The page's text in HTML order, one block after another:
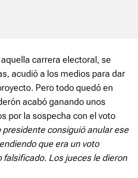
carrera electoral, se
acudió a los medios para dar
Pero todo quedó en
acabó ganando unos
por la sospecha con el voto
presidente consiguió anular ese
que era un voto
falsificado. Los jueces le dieron